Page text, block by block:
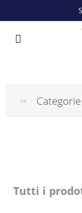
Categorie
Tutti i